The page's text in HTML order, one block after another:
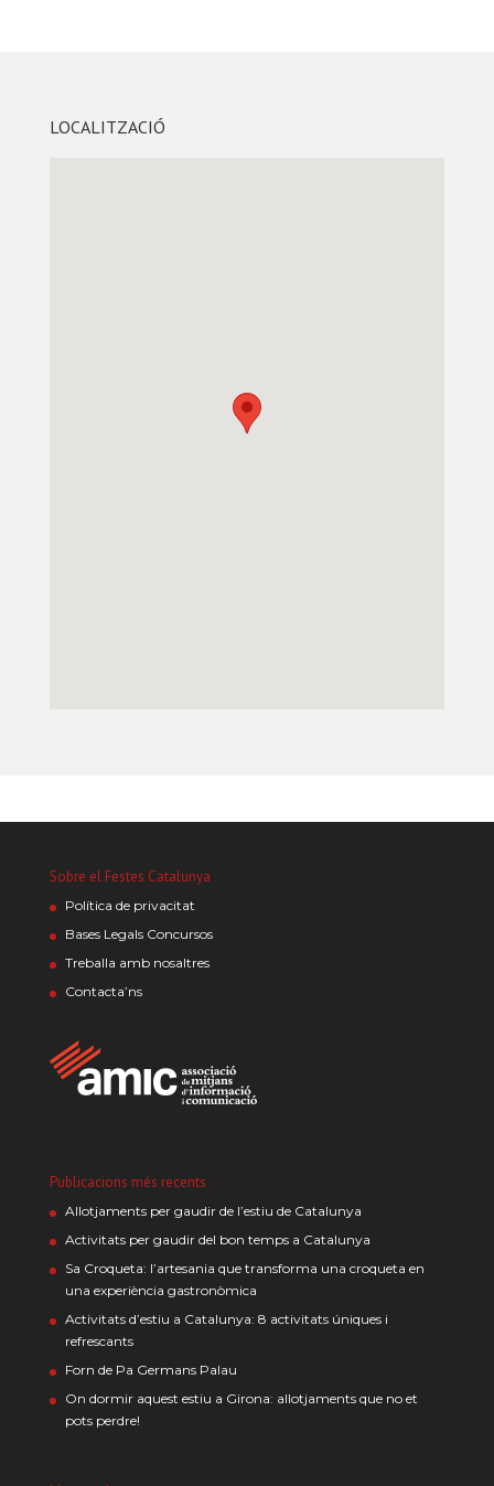
LOCALITZACIÓ
Sobre el Festes Catalunya
Política de privacitat
Bases Legals Concursos
Treballa amb nosaltres
Contacta’ns
Publicacions més recents
Allotjaments per gaudir de l’estiu de Catalunya
Activitats per gaudir del bon temps a Catalunya
Sa Croqueta: l’artesania que transforma una croqueta en
una experiència gastronòmica
Activitats d’estiu a Catalunya: 8 activitats úniques i
refrescants
Forn de Pa Germans Palau
On dormir aquest estiu a Girona: allotjaments que no et
pots perdre!